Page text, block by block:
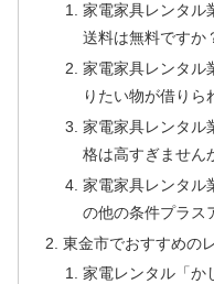
家電家具レンタ
送料は無料ですか
家電家具レンタ
りたい物が借りら
家電家具レンタル
格は高すぎません
家電家具レンタル
の他の条件プラス
東金市でおすすめの
家電レンタル「か